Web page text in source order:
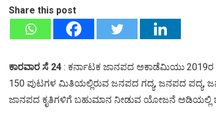
Share this post
ಕಾರವಾರ ಸೆ 24 : ಕರ್ನಾಟಕ ಜಾನಪದ ಅಕಾಡೆಮಿಯು
150 ಪುಟಗಳ ಮಿತಿಯಲ್ಲಿರುವ ಜನಪದ ಗದ್ಯ, ಜನಪದ ಪದ್ಯ,
ಜಾನಪದ ಕೃತಿಗಳಿಗೆ ಬಹುಮಾನ ನೀಡುವ ಯೋಜನೆ ಅಡಿಯಲ್ಲಿ